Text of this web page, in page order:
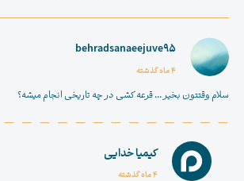
behradsanaeejuve95
4 ماه گذشته
سلام وقتتون بخیر ... قرعه کشی در چه تاریخی انجام میشه؟
کیمیا خدایی
4 ماه گذشته